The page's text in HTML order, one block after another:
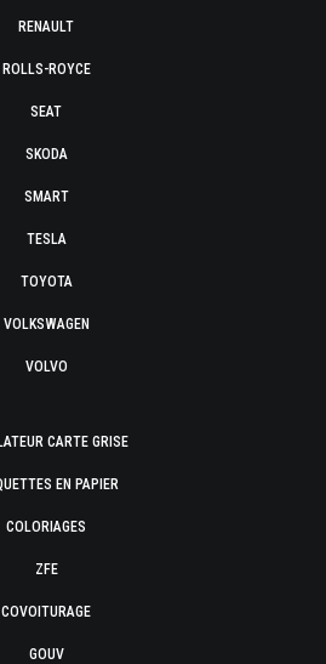
RENAULT
ROLLS-ROYCE
SEAT
SKODA
SMART
TESLA
TOYOTA
VOLKSWAGEN
VOLVO
CARTE GRISE
EN PAPIER
COLORIAGES
ZFE
COVOITURAGE
GOUV